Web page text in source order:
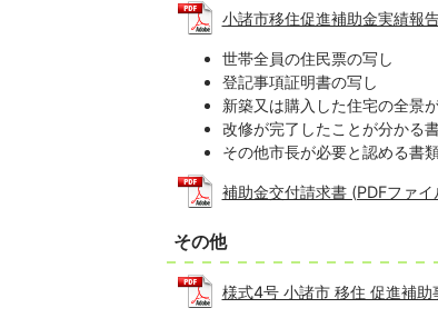
小諸市移住促進補助金実績報
世帯全員の住民票の写し
登記事項証明書の写し
新築又は購入した住宅の全景
改修が完了したことが分かる
その他市長が必要と認める書
補助金交付請求書 (PDFファ
その他
様式4号 小諸市 移住 促進補